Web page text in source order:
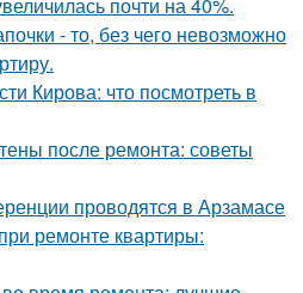
- то, без чего невозможно
Кирова: что посмотреть в
после ремонта: советы
проводятся в Арзамасе
ремонте квартиры: